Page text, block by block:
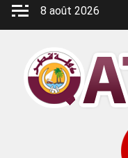
Aller
8 août 2026